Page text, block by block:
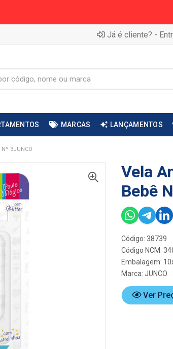
Já é cliente? -
MARCAS LANÇAMENTOS
Nº 3JUNCO
Vela
Bebê
Código: 38739
Código NCM:
Embalagem:
Marca: JUNCO
Ver